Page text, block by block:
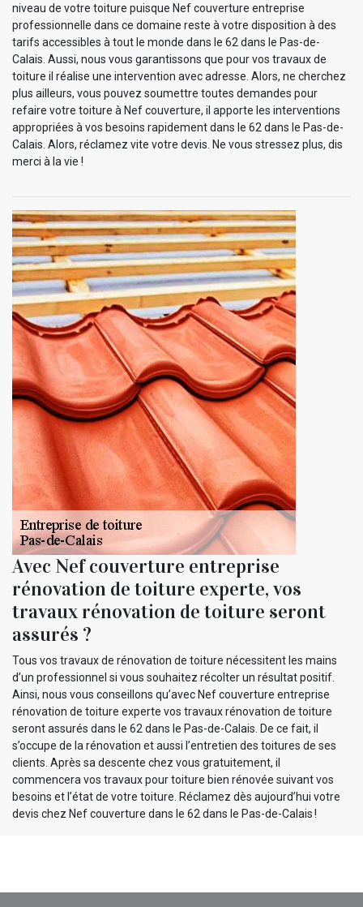
niveau de votre toiture puisque Nef couverture entreprise
professionnelle dans ce domaine reste à votre disposition à des
tarifs accessibles à tout le monde dans le 62 dans le Pas-de-
Calais. Aussi, nous vous garantissons que pour vos travaux de
toiture il réalise une intervention avec adresse. Alors, ne cherchez
plus ailleurs, vous pouvez soumettre toutes demandes pour
refaire votre toiture à Nef couverture, il apporte les interventions
appropriées à vos besoins rapidement dans le 62 dans le Pas-de-
Calais. Alors, réclamez vite votre devis. Ne vous stressez plus, dis
merci à la vie !
Avec Nef couverture entreprise
rénovation de toiture experte, vos
travaux rénovation de toiture seront
assurés ?
Tous vos travaux de rénovation de toiture nécessitent les mains
d’un professionnel si vous souhaitez récolter un résultat positif.
Ainsi, nous vous conseillons qu’avec Nef couverture entreprise
rénovation de toiture experte vos travaux rénovation de toiture
seront assurés dans le 62 dans le Pas-de-Calais. De ce fait, il
s’occupe de la rénovation et aussi l’entretien des toitures de ses
clients. Après sa descente chez vous gratuitement, il
commencera vos travaux pour toiture bien rénovée suivant vos
besoins et l’état de votre toiture. Réclamez dès aujourd’hui votre
devis chez Nef couverture dans le 62 dans le Pas-de-Calais !